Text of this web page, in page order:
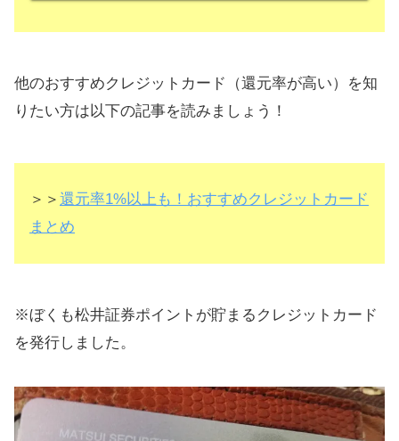
他のおすすめクレジットカード（還元率が高い）を知
りたい方は以下の記事を読みましょう！
＞＞ 還元率1%以上も！おすすめクレジットカード
まとめ
※ぼくも松井証券ポイントが貯まるクレジットカード
を発行しました。